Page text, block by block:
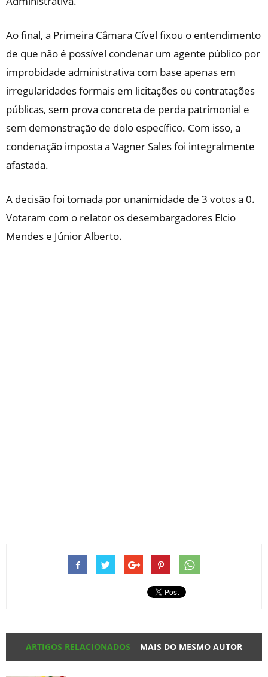
Ao final, a Primeira Câmara Cível fixou o entendimento
de que não é possível condenar um agente público por
improbidade administrativa com base apenas em
irregularidades formais em licitações ou contratações
públicas, sem prova concreta de perda patrimonial e
sem demonstração de dolo específico. Com isso, a
condenação imposta a Vagner Sales foi integralmente
afastada.
A decisão foi tomada por unanimidade de 3 votos a 0.
Votaram com o relator os desembargadores Elcio
Mendes e Júnior Alberto.
ARTIGOS RELACIONADOS MAIS DO MESMO AUTOR